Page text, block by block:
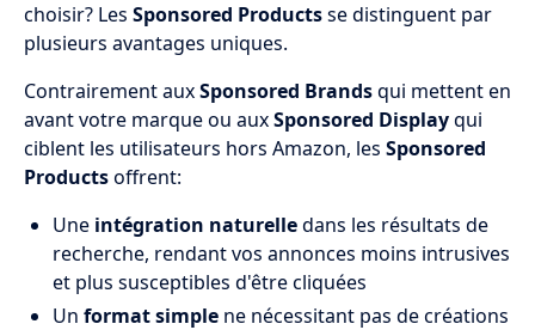
choisir? Les Sponsored Productsse distinguent par
plusieurs avantages uniques.
Contrairement auxSponsored Brandsqui mettent en
avant votre marque ou auxSponsored Displayqui
ciblent les utilisateurs hors Amazon, les Sponsored
Productsoffrent:
Une intégration naturelledans les résultats de
recherche, rendant vos annonces moins intrusives
et plus susceptibles d'être cliquées
Un format simple ne nécessitant pas de créations